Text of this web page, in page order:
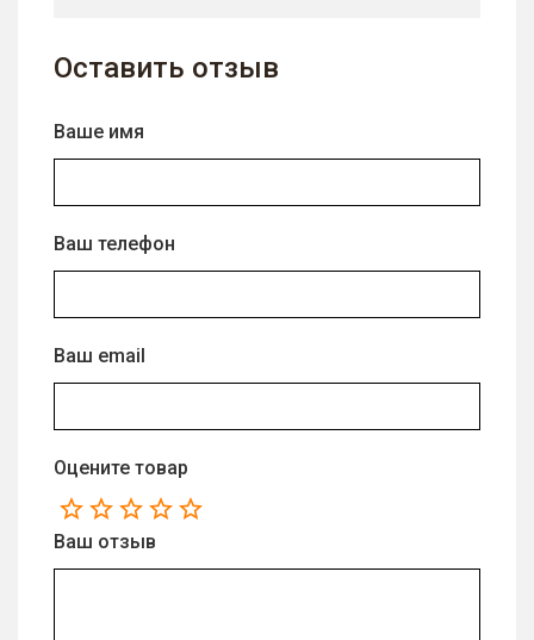
Оставить отзыв
Ваше имя
Ваш телефон
Ваш email
Оцените товар
Ваш отзыв